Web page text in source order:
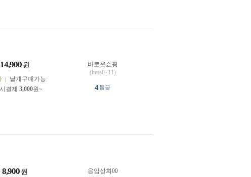
14,900 원
낱개구매가능
결제 3,000원~
바로온쇼핑
(hms0711)
4등급
8,900 원
응암상회00